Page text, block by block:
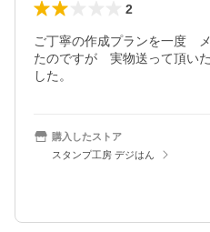
2
ご丁寧の作成プランを一度　
たのですが　実物送って頂い
した。
購入したストア
スタンプ工房 デジはん